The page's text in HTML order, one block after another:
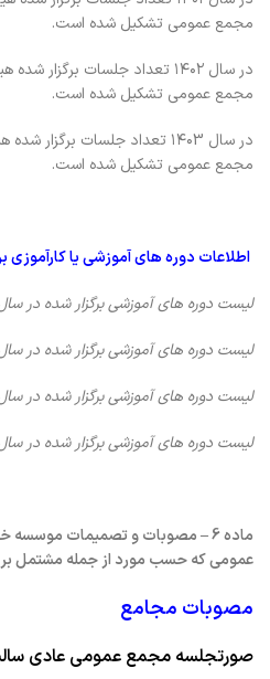
مجمع عمومی تشکیل شده است.
مجمع عمومی تشکیل شده است.
مجمع عمومی تشکیل شده است.
اطلاعات دوره های آموزشی یا کارآموزی
لیست دوره های آموزشی برگزار شده در سال
لیست دوره های آموزشی برگزار شده در سال
لیست دوره های آموزشی برگزار شده در سال
لیست دوره های آموزشی برگزار شده در سال
ماده 6 – مصوبات و تصمیمات
عمومی که حسب مورد از جمله مشتمل بر
مصوبات مجامع
صورتجلسه مجمع عمومی عادی سالیانه سال